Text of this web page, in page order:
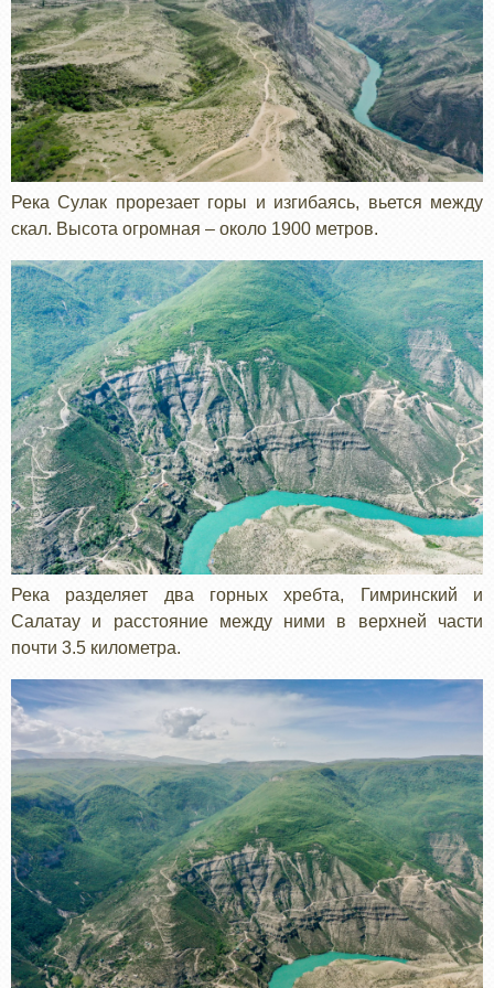
Река Сулак прорезает горы и изгибаясь, вьется между
скал. Высота огромная – около 1900 метров.
Река разделяет два горных хребта, Гимринский и
Салатау и расстояние между ними в верхней части
почти 3.5 километра.